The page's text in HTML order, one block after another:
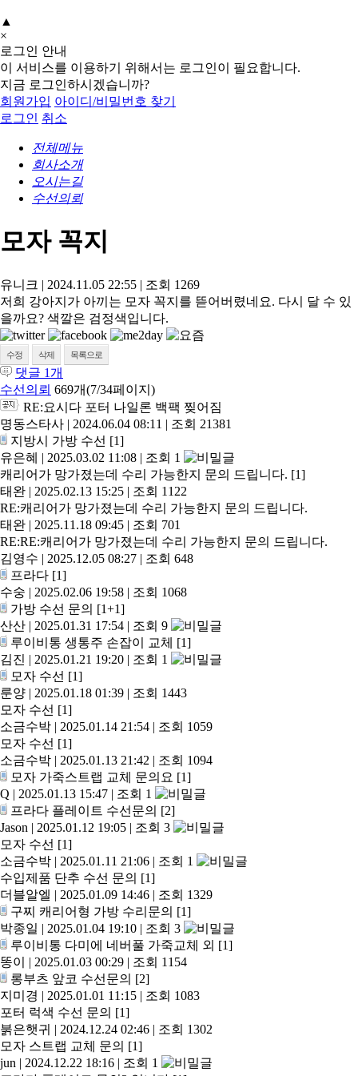
▲
×
로그인 안내
이 서비스를 이용하기 위해서는 로그인이 필요합니다.
지금 로그인하시겠습니까?
회원가입 아이디/비밀번호 찾기
로그인 취소
전체메뉴
회사소개
오시는길
수선의뢰
모자 꼭지
유니크 | 2024.11.05 22:55 | 조회 1269
저희 강아지가 아끼는 모자 꼭지를 뜯어버렸네요. 다시 달 수 있
을까요? 색깔은 검정색입니다.
수정 삭제 목록으로
댓글 1개
수선의뢰 669개(7/34페이지)
RE:요시다 포터 나일론 백팩 찢어짐
명동스타사 | 2024.06.04 08:11 | 조회 21381
지방시 가방 수선 [1]
유은혜 | 2025.03.02 11:08 | 조회 1
캐리어가 망가졌는데 수리 가능한지 문의 드립니다. [1]
태완 | 2025.02.13 15:25 | 조회 1122
RE:캐리어가 망가졌는데 수리 가능한지 문의 드립니다.
태완 | 2025.11.18 09:45 | 조회 701
RE:RE:캐리어가 망가졌는데 수리 가능한지 문의 드립니다.
김영수 | 2025.12.05 08:27 | 조회 648
프라다 [1]
수숭 | 2025.02.06 19:58 | 조회 1068
가방 수선 문의 [1+1]
산산 | 2025.01.31 17:54 | 조회 9
루이비통 생통주 손잡이 교체 [1]
김진 | 2025.01.21 19:20 | 조회 1
모자 수선 [1]
룬양 | 2025.01.18 01:39 | 조회 1443
모자 수선 [1]
소금수박 | 2025.01.14 21:54 | 조회 1059
모자 수선 [1]
소금수박 | 2025.01.13 21:42 | 조회 1094
모자 가죽스트랩 교체 문의요 [1]
Q | 2025.01.13 15:47 | 조회 1
프라다 플레이트 수선문의 [2]
Jason | 2025.01.12 19:05 | 조회 3
모자 수선 [1]
소금수박 | 2025.01.11 21:06 | 조회 1
수입제품 단추 수선 문의 [1]
더블알엘 | 2025.01.09 14:46 | 조회 1329
구찌 캐리어형 가방 수리문의 [1]
박종일 | 2025.01.04 19:10 | 조회 3
루이비통 다미에 네버풀 가죽교체 외 [1]
똥이 | 2025.01.03 00:29 | 조회 1154
롱부츠 앞코 수선문의 [2]
지미경 | 2025.01.01 11:15 | 조회 1083
포터 럭색 수선 문의 [1]
붉은햇귀 | 2024.12.24 02:46 | 조회 1302
모자 스트랩 교체 문의 [1]
jun | 2024.12.22 18:16 | 조회 1